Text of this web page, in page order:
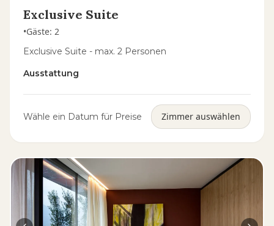
Exclusive Suite
•Gäste: 2
Exclusive Suite - max. 2 Personen
Ausstattung
Wähle ein Datum für Preise Zimmer auswählen